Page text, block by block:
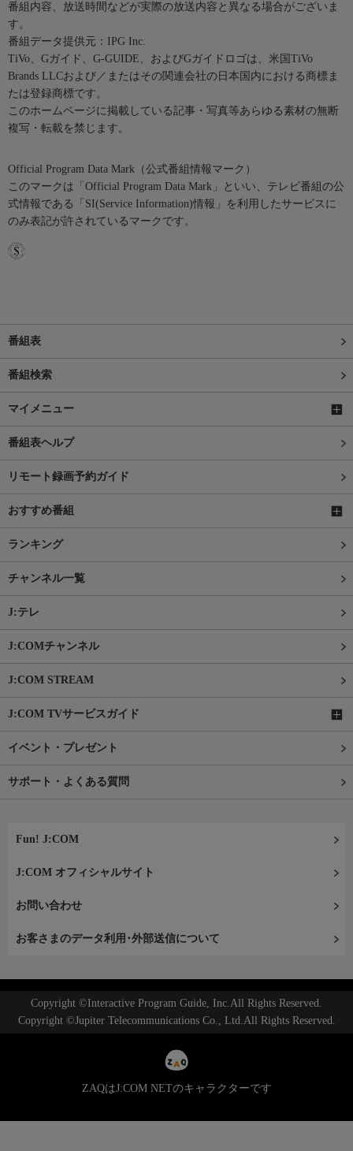
番組内容、放送時間などが実際の放送内容と異なる場合がございま
す。
番組データ提供元：IPG Inc.
TiVo、Gガイド、G-GUIDE、およびGガイドロゴは、米国TiVo
Brands LLCおよび／またはその関連会社の日本国内における商標ま
たは登録商標です。
このホームページに掲載している記事・写真等あらゆる素材の無断
複写・転載を禁じます。
Official Program Data Mark（公式番組情報マーク）
このマークは「Official Program Data Mark」といい、テレビ番組の公
式情報である「SI(Service Information)情報」を利用したサービスに
のみ表記が許されているマークです。
番組表
番組検索
マイメニュー
番組表ヘルプ
リモート録画予約ガイド
おすすめ番組
ランキング
チャンネル一覧
J:テレ
J:COMチャンネル
J:COM STREAM
J:COM TVサービスガイド
イベント・プレゼント
サポート・よくある質問
Fun! J:COM
J:COM オフィシャルサイト
お問い合わせ
お客さまのデータ利用･外部送信について
Copyright ©Interactive Program Guide, Inc.All Rights Reserved.
Copyright ©Jupiter Telecommunications Co., Ltd.All Rights Reserved.
ZAQはJ:COM NETのキャラクターです